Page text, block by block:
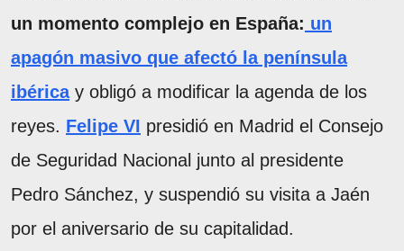
un momento complejo en España: un
apagón masivo que afectó la península
ibérica y obligó a modificar la agenda de los
reyes. Felipe VI presidió en Madrid el Consejo
de Seguridad Nacional junto al presidente
Pedro Sánchez, y suspendió su visita a Jaén
por el aniversario de su capitalidad.